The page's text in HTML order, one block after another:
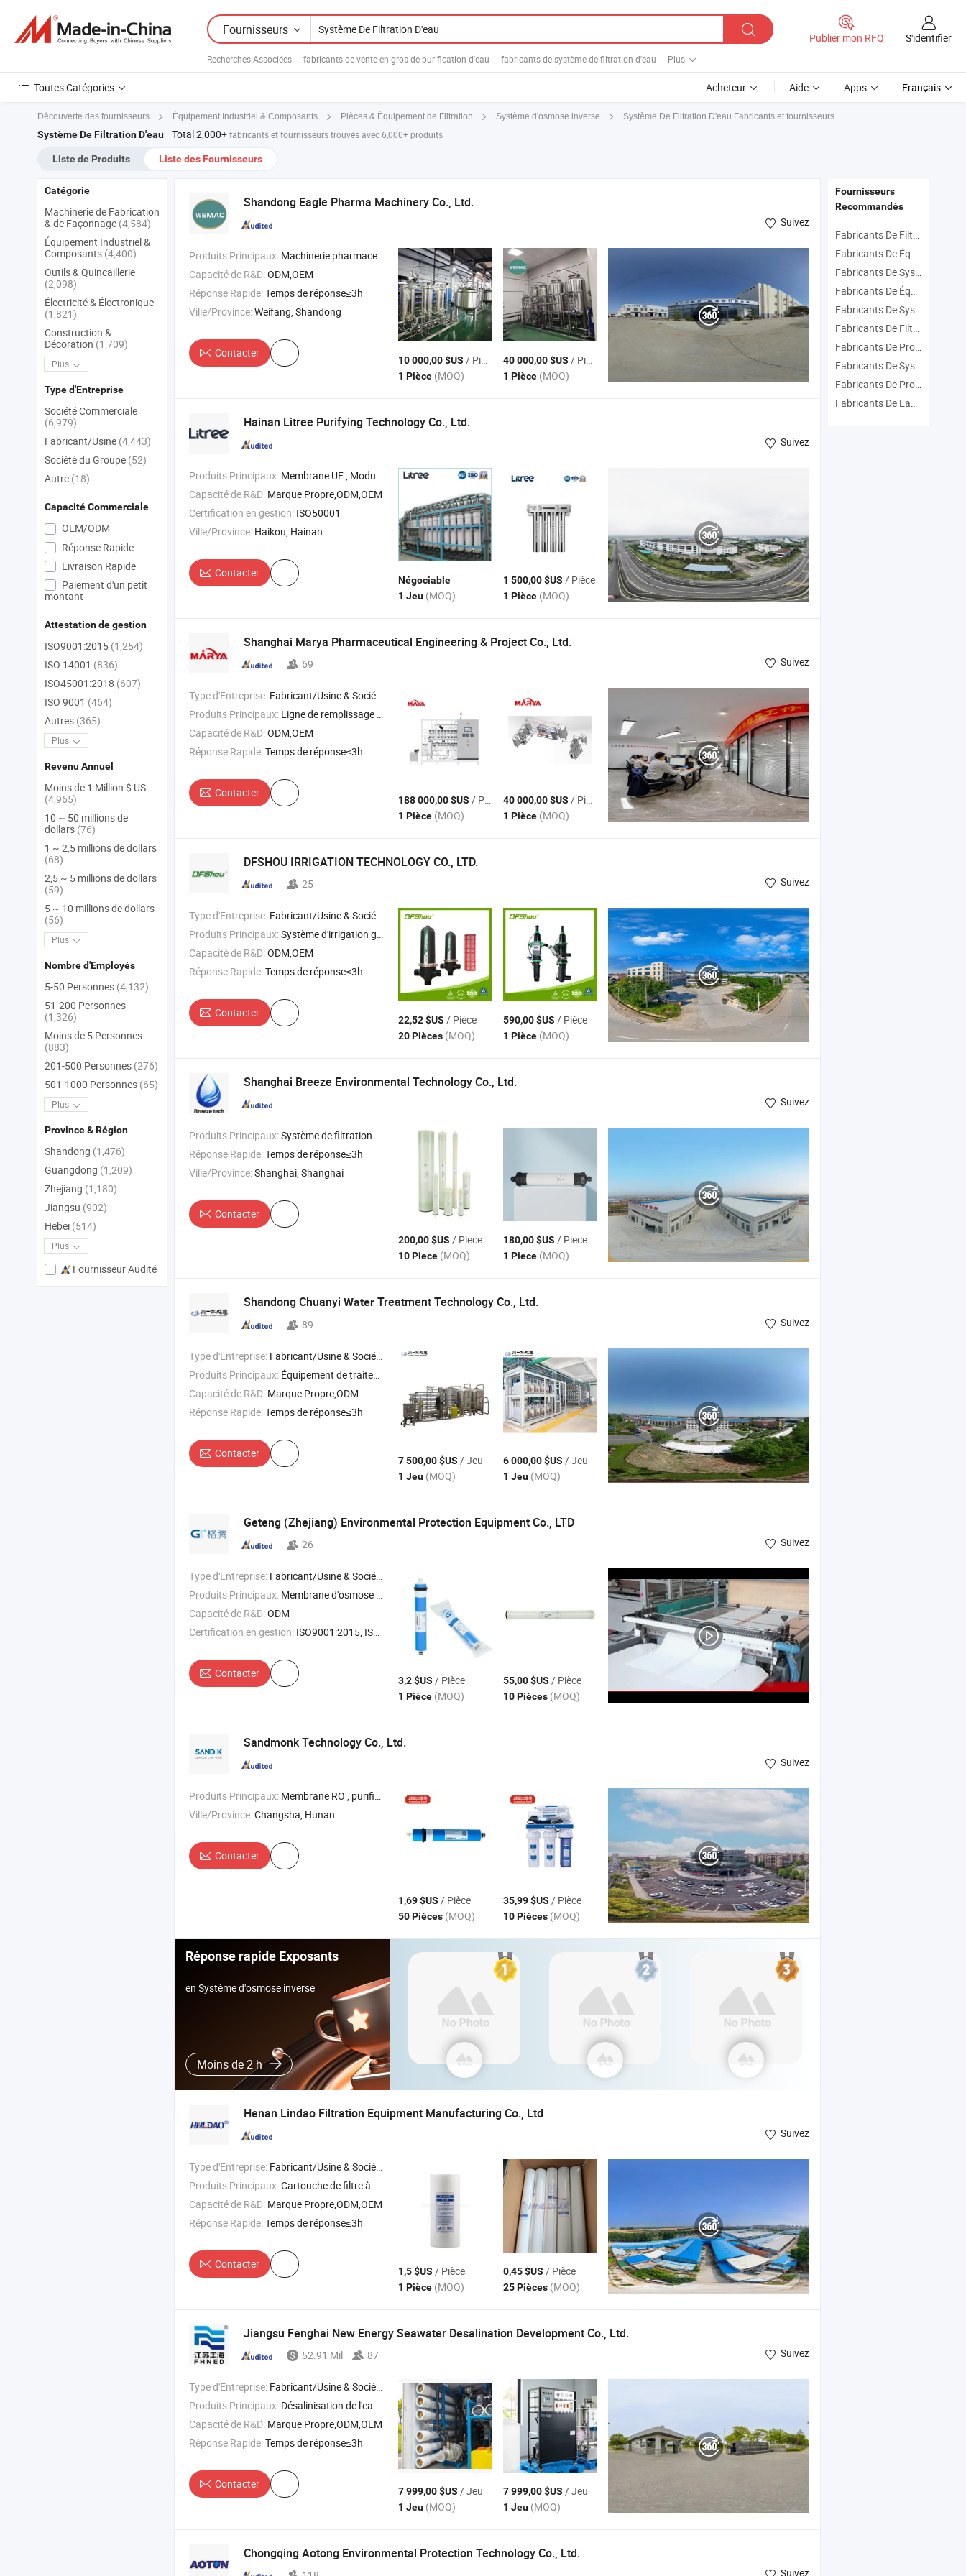
Fournisseurs
Recherches Associées: fabricants de vente en gros de purification d'eau fabricants de système de filtration d'eau Plus
Publier mon RFQ S'identifier
Toutes Catégories Acheteur Aide Apps Français
Découverte des fournisseurs Équipement Industriel & Composants Pièces & Équipement de Filtration Système d'osmose inverse Système De Filtration D'eau Fabricants et fournisseurs
Système De Filtration D'eau Total 2,000+fabricants et fournisseurs trouvés avec 6,000+ produits
Liste de Produits Liste des Fournisseurs
Shandong Eagle Pharma Machinery Co., Ltd.
Suivez
Produits Principaux: Machinerie pharmaceutique , machine pharmaceutique , système d'eau purifiée , distillateur d'eau multi-effet , générateur de vapeur pure
Capacité de R&D:ODM,OEM
Réponse Rapide:Temps de réponse≤3h
Ville/Province:Weifang, Shandong
Contacter
10 000,00 $US / Pièce
1 Pièce (MOQ)
40 000,00 $US / Pièce
1 Pièce (MOQ)
Hainan Litree Purifying Technology Co., Ltd.
Suivez
Produits Principaux: Membrane UF , Module de membrane UF , Réacteur biologique à membrane , Équipement de purification UF intégré , Purificateur d'eau domestique
Capacité de R&D: Marque Propre,ODM,OEM
Certification en gestion: ISO50001
Ville/Province: Haikou, Hainan
Contacter
Négociable
1 Jeu (MOQ)
1 500,00 $US / Pièce
1 Pièce (MOQ)
Shanghai Marya Pharmaceutical Engineering & Project Co., Ltd.
69 Suivez
Type d'Entreprise: Fabricant/Usine & Société Commerciale
Produits Principaux: Ligne de remplissage pharmaceutique , projet de salle blanche
Capacité de R&D:ODM,OEM
Réponse Rapide:Temps de réponse≤3h
Contacter
188 000,00 $US / Pièce
1 Pièce (MOQ)
40 000,00 $US / Pièce
1 Pièce (MOQ)
DFSHOU IRRIGATION TECHNOLOGY CO., LTD.
25 Suivez
Type d'Entreprise: Fabricant/Usine & Société Commerciale
Produits Principaux:Système d'irrigation goutte à goutte
Capacité de R&D:ODM,OEM
Réponse Rapide:Temps de réponse≤3h
Contacter
22,52 $US / Pièce
20 Pièces (MOQ)
590,00 $US / Pièce
1 Pièce (MOQ)
Shanghai Breeze Environmental Technology Co., Ltd.
Suivez
Produits Principaux:Système de filtration d'eau , membrane RO 8040 , membrane d'eau de mer , membrane basse pression , membrane UF
Réponse Rapide:Temps de réponse≤3h
Ville/Province:Shanghai, Shanghai
Contacter
200,00 $US / Piece
10 Piece (MOQ)
180,00 $US / Piece
1 Piece (MOQ)
Shandong Chuanyi Water Treatment Technology Co., Ltd.
89 Suivez
Type d'Entreprise: Fabricant/Usine & Société Commerciale
Produits Principaux: Équipement de traitement de l'eau , système d'osmose inverse , purification de l'eau , ligne de remplissage d'eau , équipement de traitement des eaux usées
Capacité de R&D: Marque Propre,ODM
Réponse Rapide:Temps de réponse≤3h
Contacter
7 500,00 $US / Jeu
1 Jeu (MOQ)
6 000,00 $US / Jeu
1 Jeu (MOQ)
Geteng (Zhejiang) Environmental Protection Equipment Co., LTD
26 Suivez
Type d'Entreprise: Fabricant/Usine & Société Commerciale
Produits Principaux: Membrane d'osmose inverse
Capacité de R&D:ODM
Certification en gestion: ISO9001:2015, ISO14001, ISO45001:2018
Contacter
3,2 $US / Pièce
1 Pièce (MOQ)
55,00 $US / Pièce
10 Pièces (MOQ)
Sandmonk Technology Co., Ltd.
Suivez
Produits Principaux: Membrane RO , purificateur d'eau , filtre à eau , pompe à eau
Ville/Province:Changsha, Hunan
Contacter
1,69 $US / Pièce
50 Pièces (MOQ)
35,99 $US / Pièce
10 Pièces (MOQ)
Réponse rapide Exposants
en Système d'osmose inverse
Moins de 2 h
Henan Lindao Filtration Equipment Manufacturing Co., Ltd
Suivez
Type d'Entreprise: Fabricant/Usine & Société Commerciale
Produits Principaux:Cartouche de filtre à eau , élément de filtre à huile , élément de filtre à air , élément de filtre en métal , élément de filtre séparé
Capacité de R&D: Marque Propre,ODM,OEM
Réponse Rapide:Temps de réponse≤3h
Contacter
1,5 $US / Pièce
1 Pièce (MOQ)
0,45 $US / Pièce
25 Pièces (MOQ)
Jiangsu Fenghai New Energy Seawater Desalination Development Co., Ltd.
52.91 Mil 87 Suivez
Type d'Entreprise: Fabricant/Usine & Société Commerciale
Produits Principaux: Désalinisation de l'eau de mer , osmose inverse , système de filtration d'eau , énergie renouvelable , système hybride éolien-solaire
Capacité de R&D: Marque Propre,ODM,OEM
Réponse Rapide:Temps de réponse≤3h
Contacter
7 999,00 $US / Jeu
1 Jeu (MOQ)
7 999,00 $US / Jeu
1 Jeu (MOQ)
Chongqing Aotong Environmental Protection Technology Co., Ltd.
Suivez
Catégorie
Machinerie de Fabrication
& de Façonnage (4,584)
Équipement Industriel &
Composants (4,400)
Outils & Quincaillerie
(2,098)
Électricité & Électronique
(1,821)
Construction &
Décoration (1,709)
Plus
Type d'Entreprise
Société Commerciale
(6,979)
Fabricant/Usine (4,443)
Société du Groupe (52)
Autre (18)
Capacité Commerciale
OEM/ODM
Réponse Rapide
Livraison Rapide
Paiement d'un petit
montant
Attestation de gestion
ISO9001:2015 (1,254)
ISO 14001 (836)
ISO45001:2018 (607)
ISO 9001 (464)
Autres (365)
Plus
Revenu Annuel
Moins de 1 Million $ US
(4,965)
10 ~ 50 millions de
dollars (76)
1 ~ 2,5 millions de dollars
(68)
2,5 ~ 5 millions de dollars
(59)
5 ~ 10 millions de dollars
(56)
Plus
Nombre d'Employés
5-50 Personnes (4,132)
51-200 Personnes
(1,326)
Moins de 5 Personnes
(883)
201-500 Personnes (276)
501-1000 Personnes (65)
Plus
Province & Région
Shandong (1,476)
Guangdong (1,209)
Zhejiang (1,180)
Jiangsu (902)
Hebei (514)
Plus
Fournisseur Audité
Fournisseurs
Recommandés
Fabricants De Filtre De Réservoir D'aquarium
Fabricants De Équipement De L'eau
Fabricants De Système D'osmose Inverse
Fabricants De Équipement De Traitement De L'eau
Fabricants De Système De Traitement De L'eau
Fabricants De Filtration De L'eau
Fabricants De Processus De L'eau
Fabricants De Système De Purification De L'eau
Fabricants De Produit D'eau
Fabricants De Eau À Travers